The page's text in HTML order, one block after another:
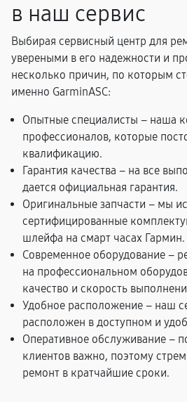
в наш сервис
Выбирая сервисный центр для
увереными в его надежности и
несколько причин, по которым
именно GarminASC:
Опытные специалисты – наша
профессионалов, которые
квалификацию.
Гарантия качества – на все
дается официальная гарантия.
Оригинальные запчасти – мы
сертифицированные
шлейфа на смарт часах Гармин.
Современное оборудование –
на профессиональном
качество и скорость
Удобное расположение – наш
расположен в доступном и
Оперативное обслуживание –
клиентов важно, поэтому
ремонт в кратчайшие сроки.